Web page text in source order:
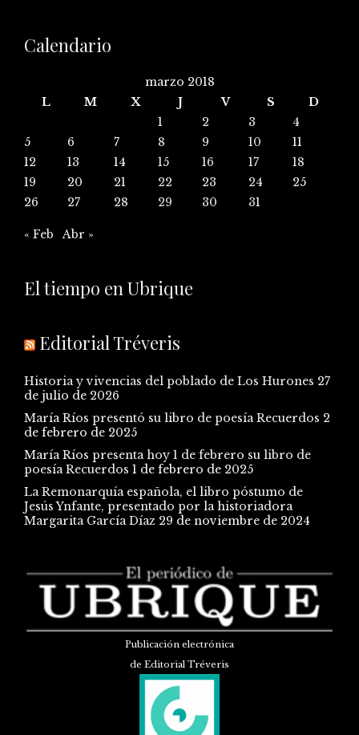
Calendario
marzo 2018
L
M X J V S
D
1
2 3
4
5
6 7 8 9 10
11
12
13 14 15 16 17
18
19
20 21 22 23 24
25
26
27 28 29 30 31
« Feb Abr »
El tiempo en Ubrique
Editorial Tréveris
Historia y vivencias del poblado de Los Hurones 27
de julio de 2026
María Ríos presentó su libro de poesía Recuerdos 2
de febrero de 2025
María Ríos presenta hoy 1 de febrero su libro de
poesía Recuerdos 1 de febrero de 2025
La Remonarquía española, el libro póstumo de
Jesús Ynfante, presentado por la historiadora
Margarita García Díaz 29 de noviembre de 2024
Publicación electrónica
de Editorial Tréveris